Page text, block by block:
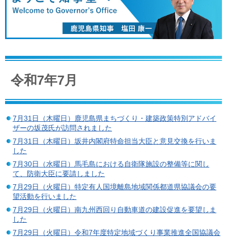
令和7年7月
7月31日（木曜日）鹿児島県まちづくり・建築政策特別アドバイ
ザーの坂茂氏が訪問されました
7月31日（木曜日）坂井内閣府特命担当大臣と意見交換を行いま
した
7月30日（水曜日）馬毛島における自衛隊施設の整備等に関し
て、防衛大臣に要請しました
7月29日（火曜日）特定有人国境離島地域関係都道県協議会の要
望活動を行いました
7月29日（火曜日）南九州西回り自動車道の建設促進を要望しま
した
7月29日（火曜日）令和7年度特定地域づくり事業推進全国協議会